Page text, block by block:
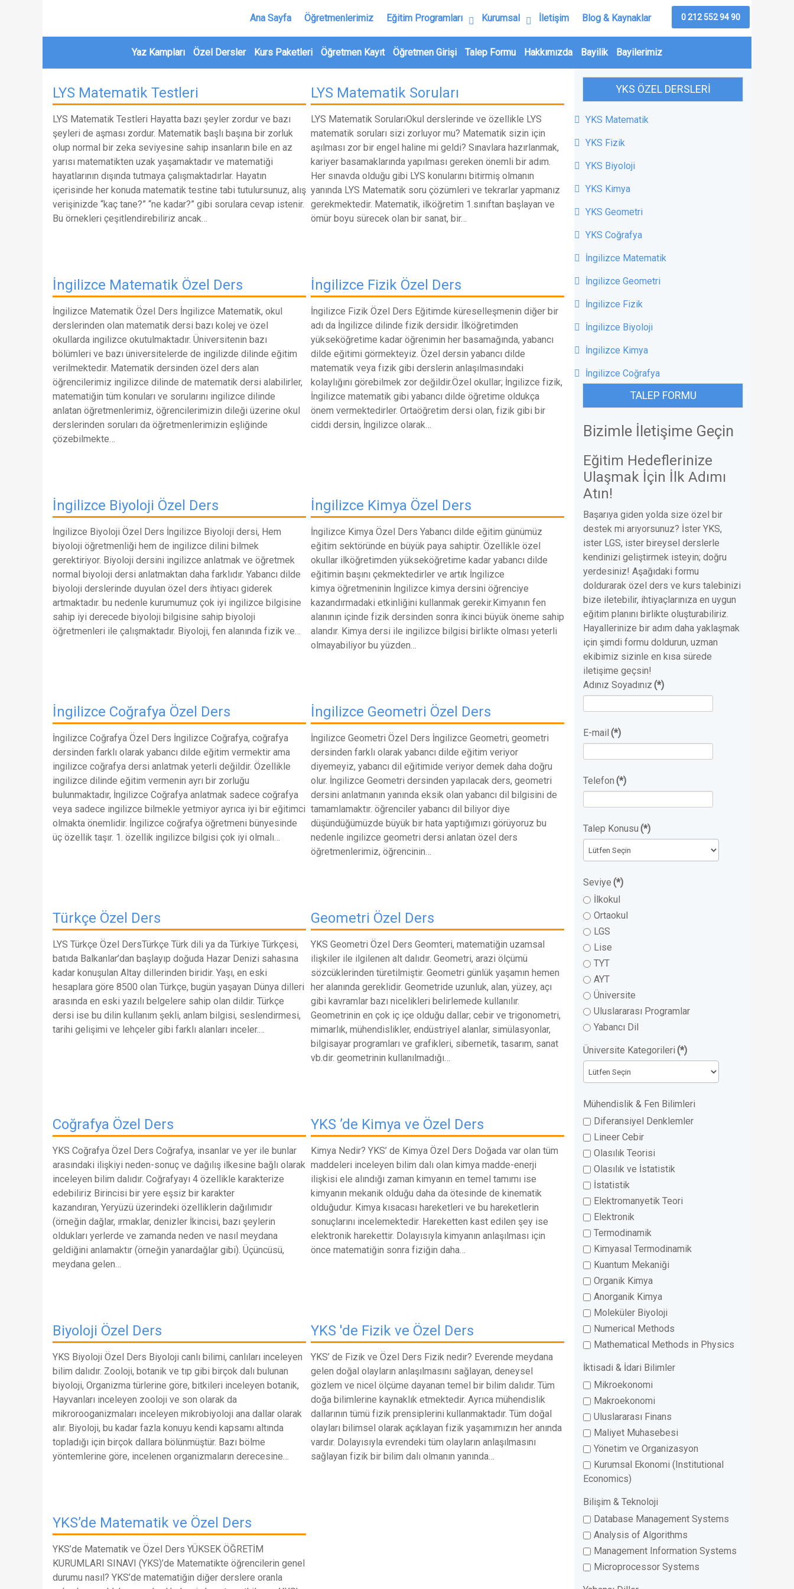
Ana Sayfa Öğretmenlerimiz Eğitim Programları Kurumsal İletişim Blog & Kaynaklar 0 212 552 94 90
Yaz Kampları Özel Dersler Kurs Paketleri Öğretmen Kayıt Öğretmen Girişi Talep Formu Hakkımızda Bayilik Bayilerimiz
LYS Matematik Testleri
LYS Matematik Testleri Hayatta bazı şeyler zordur ve bazı
şeyleri de aşması zordur. Matematik başlı başına bir zorluk
olup normal bir zeka seviyesine sahip insanların bile en az
yarısı matematikten uzak yaşamaktadır ve matematiği
hayatlarının dışında tutmaya çalışmaktadırlar. Hayatın
içerisinde her konuda matematik testine tabi tutulursunuz, alış
verişinizde “kaç tane?” “ne kadar?” gibi sorulara cevap istenir.
Bu örnekleri çeşitlendirebiliriz ancak…
LYS Matematik Soruları
LYS Matematik SorularıOkul derslerinde ve özellikle LYS
matematik soruları sizi zorluyor mu? Matematik sizin için
aşılması zor bir engel haline mi geldi? Sınavlara hazırlanmak,
kariyer basamaklarında yapılması gereken önemli bir adım.
Her sınavda olduğu gibi LYS konularını bitirmiş olmanın
yanında LYS Matematik soru çözümleri ve tekrarlar yapmanız
gerekmektedir. Matematik, ilköğretim 1.sınıftan başlayan ve
ömür boyu sürecek olan bir sanat, bir…
İngilizce Matematik Özel Ders
İngilizce Matematik Özel Ders İngilizce Matematik, okul
derslerinden olan matematik dersi bazı kolej ve özel
okullarda ingilizce okutulmaktadır. Üniversitenin bazı
bölümleri ve bazı üniversitelerde de ingilizde dilinde eğitim
verilmektedir. Matematik dersinden özel ders alan
öğrencilerimiz ingilizce dilinde de matematik dersi alabilirler,
matematiğin tüm konuları ve sorularını ingilizce dilinde
anlatan öğretmenlerimiz, öğrencilerimizin dileği üzerine okul
derslerinden soruları da öğretmenlerimizin eşliğinde
çözebilmekte…
İngilizce Fizik Özel Ders
İngilizce Fizik Özel Ders Eğitimde küreselleşmenin diğer bir
adı da İngilizce dilinde fizik dersidir. İlköğretimden
yükseköğretime kadar öğrenimin her basamağında, yabancı
dilde eğitimi görmekteyiz. Özel dersin yabancı dilde
matematik veya fizik gibi derslerin anlaşılmasındaki
kolaylığını görebilmek zor değildir.Özel okullar; İngilizce fizik,
İngilizce matematik gibi yabancı dilde öğretime oldukça
önem vermektedirler. Ortaöğretim dersi olan, fizik gibi bir
ciddi dersin, İngilizce olarak…
İngilizce Biyoloji Özel Ders
İngilizce Biyoloji Özel Ders İngilizce Biyoloji dersi, Hem
biyoloji öğretmenliği hem de ingilizce dilini bilmek
gerektiriyor. Biyoloji dersini ingilizce anlatmak ve öğretmek
normal biyoloji dersi anlatmaktan daha farklıdır. Yabancı dilde
biyoloji derslerinde duyulan özel ders ihtiyacı giderek
artmaktadır. bu nedenle kurumumuz çok iyi ingilizce bilgisine
sahip iyi derecede biyoloji bilgisine sahip biyoloji
öğretmenleri ile çalışmaktadır. Biyoloji, fen alanında fizik ve…
İngilizce Kimya Özel Ders
İngilizce Kimya Özel Ders Yabancı dilde eğitim günümüz
eğitim sektöründe en büyük paya sahiptir. Özellikle özel
okullar ilköğretimden yükseköğretime kadar yabancı dilde
eğitimin başını çekmektedirler ve artık İngilizce
kimya öğretmeninin İngilizce kimya dersini öğrenciye
kazandırmadaki etkinliğini kullanmak gerekir.Kimyanın fen
alanının içinde fizik dersinden sonra ikinci büyük öneme sahip
alandır. Kimya dersi ile ingilizce bilgisi birlikte olması yeterli
olmayabiliyor bu yüzden…
İngilizce Coğrafya Özel Ders
İngilizce Coğrafya Özel Ders İngilizce Coğrafya, coğrafya
dersinden farklı olarak yabancı dilde eğitim vermektir ama
ingilizce coğrafya dersi anlatmak yeterli değildir. Özellikle
ingilizce dilinde eğitim vermenin ayrı bir zorluğu
bulunmaktadır, İngilizce Coğrafya anlatmak sadece coğrafya
veya sadece ingilizce bilmekle yetmiyor ayrıca iyi bir eğitimci
olmakta önemlidir. İngilizce coğrafya öğretmeni bünyesinde
üç özellik taşır. 1. özellik ingilizce bilgisi çok iyi olmalı…
İngilizce Geometri Özel Ders
İngilizce Geometri Özel Ders İngilizce Geometri, geometri
dersinden farklı olarak yabancı dilde eğitim veriyor
diyemeyiz, yabancı dil eğitimide veriyor demek daha doğru
olur. İngilizce Geometri dersinden yapılacak ders, geometri
dersini anlatmanın yanında eksik olan yabancı dil bilgisini de
tamamlamaktır. öğrenciler yabancı dil biliyor diye
düşündüğümüzde büyük bir hata yaptığımızı görüyoruz bu
nedenle ingilizce geometri dersi anlatan özel ders
öğretmenlerimiz, öğrencinin…
Türkçe Özel Ders
LYS Türkçe Özel DersTürkçe Türk dili ya da Türkiye Türkçesi,
batıda Balkanlar’dan başlayıp doğuda Hazar Denizi sahasına
kadar konuşulan Altay dillerinden biridir. Yaşı, en eski
hesaplara göre 8500 olan Türkçe, bugün yaşayan Dünya dilleri
arasında en eski yazılı belgelere sahip olan dildir. Türkçe
dersi ise bu dilin kullanım şekli, anlam bilgisi, seslendirmesi,
tarihi gelişimi ve lehçeler gibi farklı alanları inceler.…
Geometri Özel Ders
YKS Geometri Özel Ders Geomteri, matematiğin uzamsal
ilişkiler ile ilgilenen alt dalıdır. Geometri, arazi ölçümü
sözcüklerinden türetilmiştir. Geometri günlük yaşamın hemen
her alanında gereklidir. Geometride uzunluk, alan, yüzey, açı
gibi kavramlar bazı nicelikleri belirlemede kullanılır.
Geometrinin en çok iç içe olduğu dallar; cebir ve trigonometri,
mimarlık, mühendislikler, endüstriyel alanlar, simülasyonlar,
bilgisayar programları ve grafikleri, sibernetik, tasarım, sanat
vb.dir. geometrinin kullanılmadığı…
Coğrafya Özel Ders
YKS Coğrafya Özel Ders Coğrafya, insanlar ve yer ile bunlar
arasındaki ilişkiyi neden-sonuç ve dağılış ilkesine bağlı olarak
inceleyen bilim dalıdır. Coğrafyayı 4 özellikle karakterize
edebiliriz Birincisi bir yere eşsiz bir karakter
kazandıran, Yeryüzü üzerindeki özelliklerin dağılımıdır
(örneğin dağlar, ırmaklar, denizler İkincisi, bazı şeylerin
oldukları yerlerde ve zamanda neden ve nasıl meydana
geldiğini anlamaktır (örneğin yanardağlar gibi). Üçüncüsü,
meydana gelen…
YKS ’de Kimya ve Özel Ders
Kimya Nedir? YKS’ de Kimya Özel Ders Doğada var olan tüm
maddeleri inceleyen bilim dalı olan kimya madde-enerji
ilişkisi ele alındığı zaman kimyanın en temel tamımı ise
kimyanın mekanik olduğu daha da ötesinde de kinematik
olduğudur. Kimya kısacası hareketleri ve bu hareketlerin
sonuçlarını incelemektedir. Hareketten kast edilen şey ise
elektronik harekettir. Dolayısıyla kimyanın anlaşılması için
önce matematiğin sonra fiziğin daha…
Biyoloji Özel Ders
YKS Biyoloji Özel Ders Biyoloji canlı bilimi, canlıları inceleyen
bilim dalıdır. Zooloji, botanik ve tıp gibi birçok dalı bulunan
biyoloji, Organizma türlerine göre, bitkileri inceleyen botanik,
Hayvanları inceleyen zooloji ve son olarak da
mikrorooganizmaları inceleyen mikrobiyoloji ana dallar olarak
alır. Biyoloji, bu kadar fazla konuyu kendi kapsamı altında
topladığı için birçok dallara bölünmüştür. Bazı bölme
yöntemlerine göre, incelenen organizmaların derecesine…
YKS 'de Fizik ve Özel Ders
YKS’ de Fizik ve Özel Ders Fizik nedir? Everende meydana
gelen doğal olayların anlaşılmasını sağlayan, deneysel
gözlem ve nicel ölçüme dayanan temel bir bilim dalıdır. Tüm
doğa bilimlerine kaynaklık etmektedir. Ayrıca mühendislik
dallarının tümü fizik prensiplerini kullanmaktadır. Tüm doğal
olayları bilimsel olarak açıklayan fizik yaşamımızın her anında
vardır. Dolayısıyla evrendeki tüm olayların anlaşılmasını
sağlayan fizik bir bilim dalı olmanın yanında…
YKS’de Matematik ve Özel Ders
YKS’de Matematik ve Özel Ders YÜKSEK ÖĞRETİM
KURUMLARI SINAVI (YKS)’de Matematikte öğrencilerin genel
durumu nasıl? YKS’de matematiğin diğer derslere oranla
YKS ÖZEL DERSLERI
YKS Matematik
YKS Fizik
YKS Biyoloji
YKS Kimya
YKS Geometri
YKS Coğrafya
İngilizce Matematik
İngilizce Geometri
İngilizce Fizik
İngilizce Biyoloji
İngilizce Kimya
İngilizce Coğrafya
TALEP FORMU
Bizimle İletişime Geçin
Eğitim Hedeflerinize
Ulaşmak İçin İlk Adımı
Atın!
Başarıya giden yolda size özel bir
destek mi arıyorsunuz? İster YKS,
ister LGS, ister bireysel derslerle
kendinizi geliştirmek isteyin; doğru
yerdesiniz! Aşağıdaki formu
doldurarak özel ders ve kurs talebinizi
bize iletebilir, ihtiyaçlarınıza en uygun
eğitim planını birlikte oluşturabiliriz.
Hayallerinize bir adım daha yaklaşmak
için şimdi formu doldurun, uzman
ekibimiz sizinle en kısa sürede
iletişime geçsin!
Adınız Soyadınız (*)
E-mail (*)
Telefon (*)
Talep Konusu (*)
Seviye (*)
İlkokul
Ortaokul
LGS
Lise
TYT
AYT
Üniversite
Uluslararası Programlar
Yabancı Dil
Üniversite Kategorileri (*)
Mühendislik & Fen Bilimleri
Diferansiyel Denklemler
Lineer Cebir
Olasılık Teorisi
Olasılık ve İstatistik
İstatistik
Elektromanyetik Teori
Elektronik
Termodinamik
Kimyasal Termodinamik
Kuantum Mekaniği
Organik Kimya
Anorganik Kimya
Moleküler Biyoloji
Numerical Methods
Mathematical Methods in Physics
İktisadi & İdari Bilimler
Mikroekonomi
Makroekonomi
Uluslararası Finans
Maliyet Muhasebesi
Yönetim ve Organizasyon
Kurumsal Ekonomi (Institutional
Economics)
Bilişim & Teknoloji
Database Management Systems
Analysis of Algorithms
Management Information Systems
Microprocessor Systems